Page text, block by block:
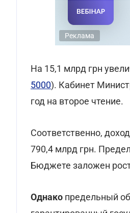
Реклама
На 15,1 млрд грн
5000). Кабинет
год на второе чтение.
Соответственно,
790,4 млрд грн.
Бюджете заложен
Однако предельный